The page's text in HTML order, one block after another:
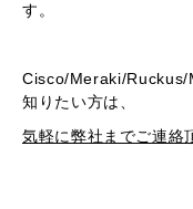
す。
Cisco/Meraki/Ruckus/
知りたい方は、
気軽に弊社までご連絡